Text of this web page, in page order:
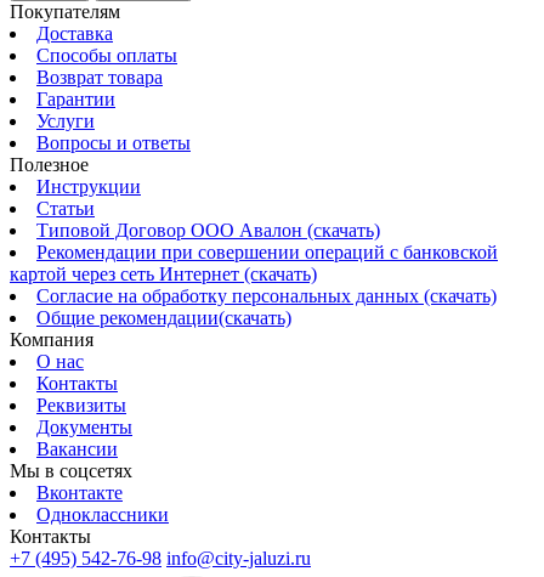
Покупателям
Доставка
Способы оплаты
Возврат товара
Гарантии
Услуги
Вопросы и ответы
Полезное
Инструкции
Статьи
Типовой Договор ООО Авалон (скачать)
Рекомендации при совершении операций с банковской
картой через сеть Интернет (скачать)
Согласие на обработку персональных данных (скачать)
Общие рекомендации(скачать)
Компания
О нас
Контакты
Реквизиты
Документы
Вакансии
Мы в соцсетях
Вконтакте
Одноклассники
Контакты
+7 (495) 542-76-98 info@city-jaluzi.ru